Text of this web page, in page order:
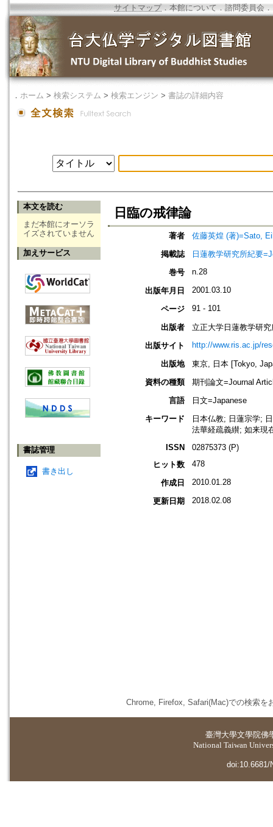
サイトマップ．本館について ． 諮問委員会 ．
． ホーム > 検索システム > 検索エンジン > 書誌の詳細内容
本文を読む
まだ本館にオーソラ
イズされていません
加えサービス
書誌管理
書き出し
日臨の戒律論
著者
佐藤英煌 (著)=Sato,
掲載誌
日蓮教学研究所紀要
巻号
n.28
出版年月日 2001.03.10
ページ 91 - 101
出版者
立正大学日蓮教学研究
出版サイト
http://www.ris.ac.jp/
出版地
東京, 日本 [Tokyo,
資料の種類
期刊論文=Journal
言語
日文=Japanese
キーワード
日本仏教; 日蓮宗学;
法華経疏義纉; 如来現
ISSN
02875373 (P)
ヒット数
478
作成日 2010.01.28
更新日期 2018.02.08
Chrome, Firefox, Safari(Mac)での検索を
臺灣大學文學院佛
National Taiwan
doi:10.6681/